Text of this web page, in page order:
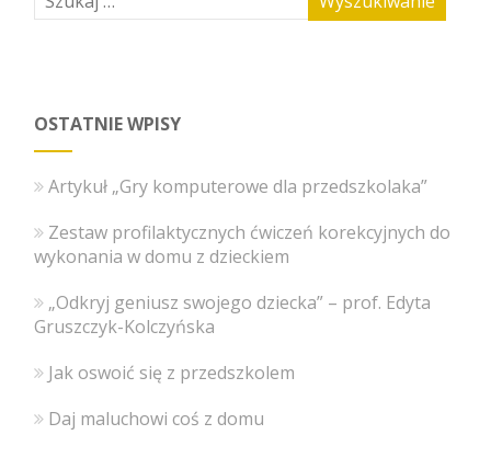
OSTATNIE WPISY
Artykuł „Gry komputerowe dla przedszkolaka”
Zestaw profilaktycznych ćwiczeń korekcyjnych do
wykonania w domu z dzieckiem
„Odkryj geniusz swojego dziecka” – prof. Edyta
Gruszczyk-Kolczyńska
Jak oswoić się z przedszkolem
Daj maluchowi coś z domu